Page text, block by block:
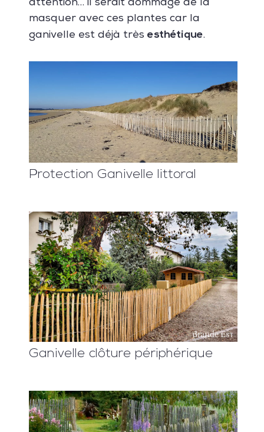
attention… il serait dommage de la
masquer avec ces plantes car la
ganivelle est déjà très esthétique.
Protection Ganivelle littoral
Ganivelle clôture périphérique